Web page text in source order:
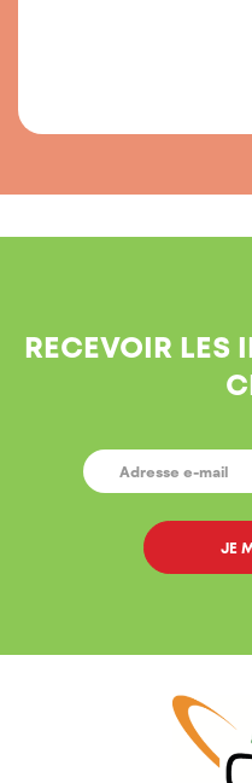
RECEVOIR LES
E-
MAIL *